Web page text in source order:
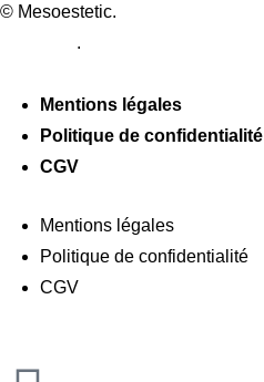
© Mesoestetic.
.
Mentions légales
Politique de confidentialité
CGV
Mentions légales
Politique de confidentialité
CGV